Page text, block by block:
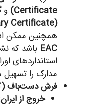
Certificate) و
(Phytosanitary Certificate)
همچنین ممکن
EAC باشد که
استانداردهای
مدارک را
فرش دست‌باف
خروج از